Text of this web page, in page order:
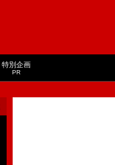
特別企画
PR